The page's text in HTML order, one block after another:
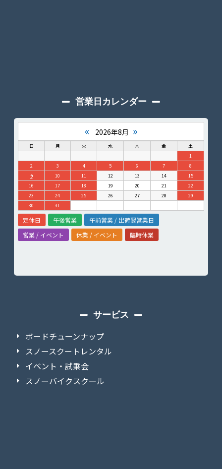
営業日カレンダー
« 2026年8月 »
日 月 火 水 木 金
土
1
2
3 4 5 6 7
8
9
10 11 12 13 14
15
16
17 18 19 20 21
22
23
24 25 26 27 28
29
30
31
定休日 午後営業
午前営業 / 出荷翌営業日
営業 / イベント
休業 / イベント 臨時休業
サービス
ボードチューンナップ
スノースクートレンタル
イベント・試乗会
スノーバイクスクール